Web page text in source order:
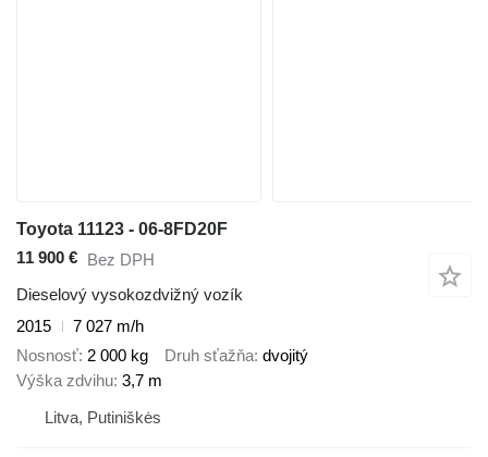
Toyota 11123 - 06-8FD20F
11 900 € Bez DPH
Dieselový vysokozdvižný vozík
2015
7 027 m/h
Nosnosť 2 000 kg Druh sťažňa dvojitý
Výška zdvihu 3,7 m
Litva, Putiniškės